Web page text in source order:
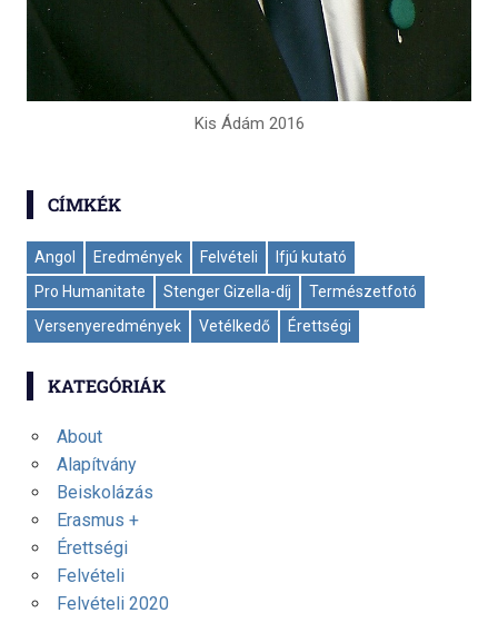
Kis Ádám 2016
CÍMKÉK
Angol Eredmények Felvételi
Ifjú kutató
Pro Humanitate
Stenger Gizella-díj
Természetfotó
Versenyeredmények
Vetélkedő Érettségi
KATEGÓRIÁK
About
Alapítvány
Beiskolázás
Erasmus +
Érettségi
Felvételi
Felvételi 2020